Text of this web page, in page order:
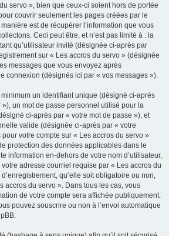
servo », bien que ceux-ci soient hors de portée
couvrir seulement les pages créées par le
est de récupérer l’information que vous
Ceci peut être, et n’est pas limité à : la
qu’utilisateur invité (désignée ci-après par
sur « Les accros du servo » (désignée
messages que vous envoyez après
connexion (désignés ici par « vos messages »).
un identifiant unique (désigné ci-après
»), un mot de passe personnel utilisé pour la
ci-après par « votre mot de passe »), et
valide (désignée ci-après par « votre
votre compte sur « Les accros du servo »
protection des données applicables dans le
information en-dehors de votre nom d’utilisateur,
adresse courriel requise par « Les accros du
qu’elle soit obligatoire ou non,
accros du servo ». Dans tous les cas, vous
de votre compte sera affichée publiquement.
pouvez souscrire ou non à l’envoi automatique